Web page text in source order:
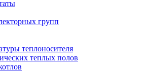
групп
теплоносителя
теплых полов